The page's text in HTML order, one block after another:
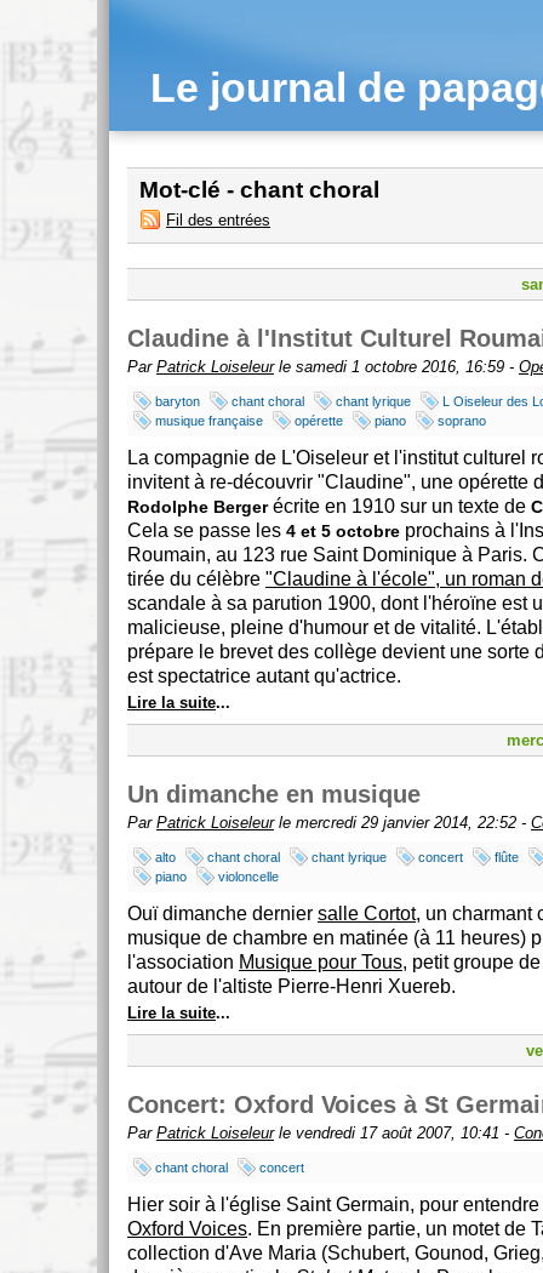
Le journal de
Mot-clé - chant choral
Fil des entrées
Claudine à l'Institut Culturel
Par Patrick Loiseleurle samedi 1 octobre 2016, 16:59 -
baryton chant choral chant lyrique
L Oiseleur des
musique française
opérette piano soprano
La compagnie de L'Oiseleur et l'institut culturel
invitent à re-découvrir "Claudine", une opérette
Rodolphe Bergerécrite en 1910 sur un texte de
Cela se passe les 4 et 5 octobre prochains à
Roumain, au 123 rue Saint Dominique à Paris.
tirée du célèbre "Claudine à l'école", un roman
scandale à sa parution 1900, dont l'héroïne est
malicieuse, pleine d'humour et de vitalité.
prépare le brevet des collège devient une sorte
est spectatrice autant qu'actrice.
Lire la suite...
Un dimanche en musique
Par Patrick Loiseleurle mercredi 29 janvier 2014, 22:52 -
alto chant choral chant lyrique concert
flûte
piano
violoncelle
Ouï dimanche dernier salle Cortot, un charmant
musique de chambre en matinée (à 11 heures)
l'association Musique pour Tous, petit groupe
autour de l'altiste Pierre-Henri Xuereb.
Lire la suite...
Concert: Oxford Voices à St
Par Patrick Loiseleurle vendredi 17 août 2007, 10:41 -
chant choral concert
Hier soir à l'église Saint Germain, pour
Oxford Voices. En première partie, un motet de
collection d'Ave Maria (Schubert, Gounod,